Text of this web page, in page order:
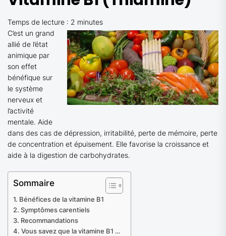
Temps de lecture : 2 minutes
C’est un grand
allié de l’état
animique par
son effet
bénéfique sur
le système
nerveux et
l’activité
mentale. Aide
dans des cas de dépression, irritabilité, perte de mémoire, perte
de concentration et épuisement. Elle favorise la croissance et
aide à la digestion de carbohydrates.
Sommaire
Bénéfices de la vitamine B1
Symptômes carentiels
Recommandations
Vous savez que la vitamine B1 …